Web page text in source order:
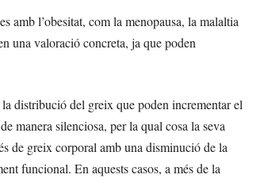
amb l’obesitat, com la menopausa, la malaltia
una valoració concreta, ja que poden
distribució del greix que poden incrementar el
manera silenciosa, per la qual cosa la seva
de greix corporal amb una disminució de la
funcional. En aquests casos, a més de la